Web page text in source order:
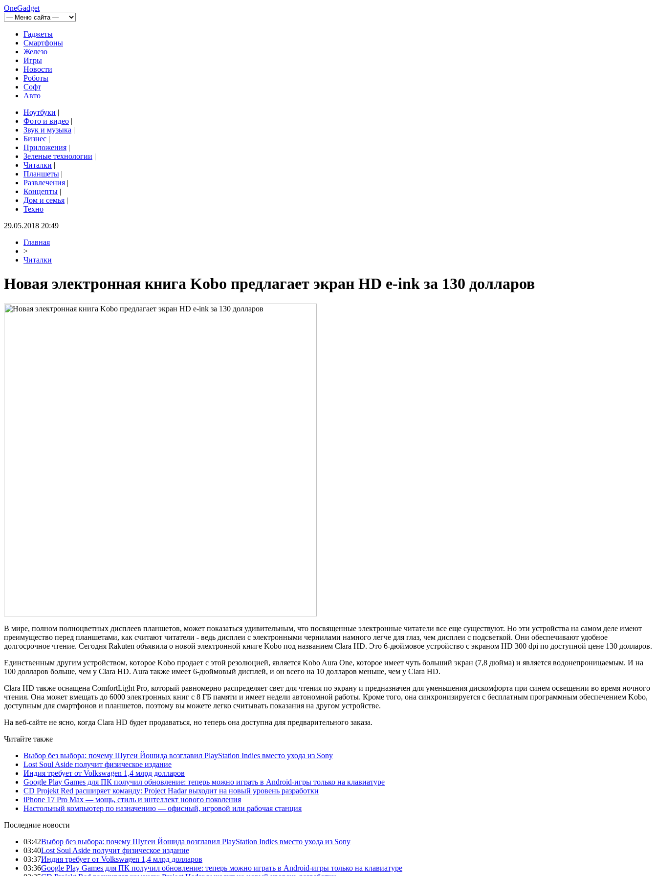
OneGadget
Гаджеты
Смартфоны
Железо
Игры
Новости
Роботы
Софт
Авто
Ноутбуки |
Фото и видео |
Звук и музыка |
Бизнес |
Приложения |
Зеленые технологии |
Читалки |
Планшеты |
Развлечения |
Концепты |
Дом и семья |
Техно
29.05.2018 20:49
Главная
>
Читалки
Новая электронная книга Kobo предлагает экран HD e-ink за 130 долларов
В мире, полном полноцветных дисплеев планшетов, может показаться удивительным, что посвященные электронные читатели все еще существуют. Но эти устройства на самом деле имеют
преимущество перед планшетами, как считают читатели - ведь дисплеи с электронными чернилами намного легче для глаз, чем дисплеи с подсветкой. Они обеспечивают удобное
долгосрочное чтение. Сегодня Rakuten объявила о новой электронной книге Kobo под названием Clara HD. Это 6-дюймовое устройство с экраном HD 300 dpi по доступной цене 130 долларов.
Единственным другим устройством, которое Kobo продает с этой резолюцией, является Kobo Aura One, которое имеет чуть больший экран (7,8 дюйма) и является водонепроницаемым. И на
100 долларов больше, чем у Clara HD. Aura также имеет 6-дюймовый дисплей, и он всего на 10 долларов меньше, чем у Clara HD.
Clara HD также оснащена ComfortLight Pro, который равномерно распределяет свет для чтения по экрану и предназначен для уменьшения дискомфорта при синем освещении во время ночного
чтения. Она может вмещать до 6000 электронных книг с 8 ГБ памяти и имеет недели автономной работы. Кроме того, она синхронизируется с бесплатным программным обеспечением Kobo,
доступным для смартфонов и планшетов, поэтому вы можете легко считывать показания на другом устройстве.
На веб-сайте не ясно, когда Clara HD будет продаваться, но теперь она доступна для предварительного заказа.
Читайте также
Выбор без выбора: почему Шугеи Йошида возглавил PlayStation Indies вместо ухода из Sony
Lost Soul Aside получит физическое издание
Индия требует от Volkswagen 1,4 млрд долларов
Google Play Games для ПК получил обновление: теперь можно играть в Android-игры только на клавиатуре
CD Projekt Red расширяет команду: Project Hadar выходит на новый уровень разработки
iPhone 17 Pro Max — мощь, стиль и интеллект нового поколения
Настольный компьютер по назначению — офисный, игровой или рабочая станция
Последние новости
03:42Выбор без выбора: почему Шугеи Йошида возглавил PlayStation Indies вместо ухода из Sony
03:40Lost Soul Aside получит физическое издание
03:37Индия требует от Volkswagen 1,4 млрд долларов
03:36Google Play Games для ПК получил обновление: теперь можно играть в Android-игры только на клавиатуре